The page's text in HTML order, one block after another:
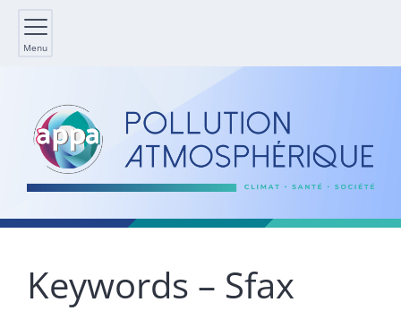
Menu
Keywords – Sfax